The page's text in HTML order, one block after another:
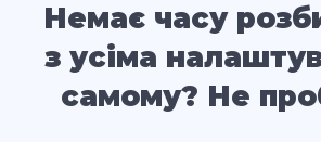
Немає часу
з усіма
самому? Не